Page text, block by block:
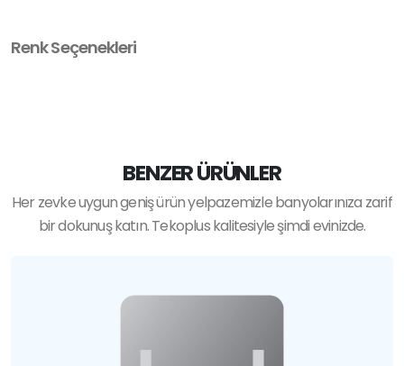
Renk Seçenekleri
BENZER ÜRÜNLER
Her zevke uygun geniş ürün yelpazemizle banyolarınıza zarif
bir dokunuş katın. Tekoplus kalitesiyle şimdi evinizde.